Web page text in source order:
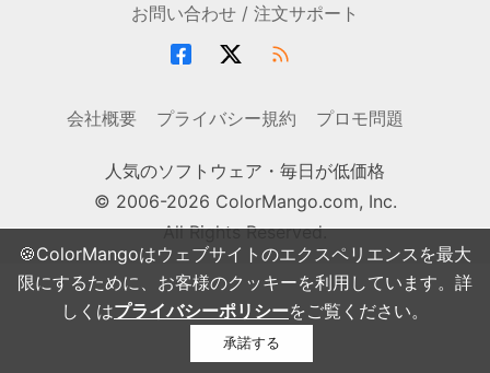
🍪ColorMangoはウェブサイトのエクスペリエンスを最大
限にするために、お客様のクッキーを利用しています。詳
しくはプライバシーポリシーをご覧ください。
承諾する
お問い合わせ / 注文サポート
会社概要 プライバシー規約 プロモ問題
人気のソフトウェア・毎日が低価格
© 2006-2026 ColorMango.com, Inc.
All Rights Reserved.